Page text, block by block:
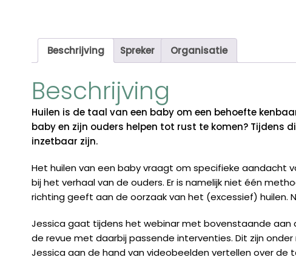
Beschrijving Spreker Organisatie
Beschrijving
Huilen is de taal van een baby om een behoefte
baby en zijn ouders helpen tot rust te komen? Tijdens
inzetbaar zijn.
Het huilen van een baby vraagt om specifieke aandacht
bij het verhaal van de ouders. Er is namelijk niet één
richting geeft aan de oorzaak van het (excessief) huilen.
Jessica gaat tijdens het webinar met bovenstaande aan
de revue met daarbij passende interventies. Dit zijn
Jessica aan de hand van videobeelden vertellen over